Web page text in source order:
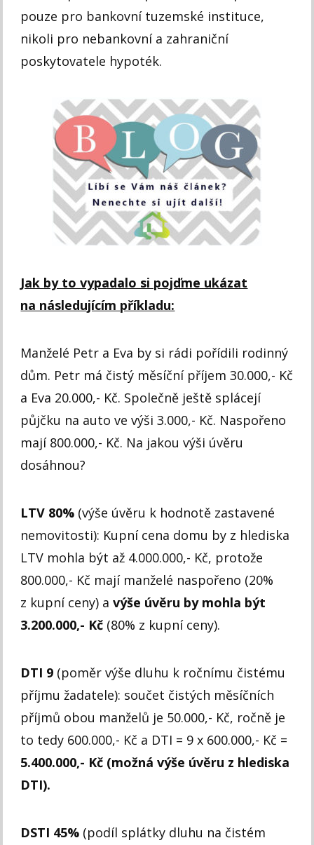
pouze pro bankovní tuzemské instituce,
nikoli pro nebankovní a zahraniční
poskytovatele hypoték.
Jak by to vypadalo si pojďme ukázat
na následujícím příkladu:
Manželé Petr a Eva by si rádi pořídili rodinný
dům. Petr má čistý měsíční příjem 30.000,- Kč
a Eva 20.000,- Kč. Společně ještě splácejí
půjčku na auto ve výši 3.000,- Kč. Naspořeno
mají 800.000,- Kč. Na jakou výši úvěru
dosáhnou?
LTV 80% (výše úvěru k hodnotě zastavené
nemovitosti): Kupní cena domu by z hlediska
LTV mohla být až 4.000.000,- Kč, protože
800.000,- Kč mají manželé naspořeno (20%
z kupní ceny) avýše úvěru by mohla být
3.200.000,- Kč (80% z kupní ceny).
DTI 9 (poměr výše dluhu k ročnímu čistému
příjmu žadatele): součet čistých měsíčních
příjmů obou manželů je 50.000,- Kč, ročně je
to tedy 600.000,- Kč a DTI = 9 x 600.000,- Kč =
5.400.000,- Kč (možná výše úvěru z hlediska
DTI).
DSTI 45% (podíl splátky dluhu na čistém